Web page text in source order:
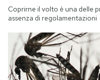
Coprirne il volto è una delle
assenza di regolamentazioni